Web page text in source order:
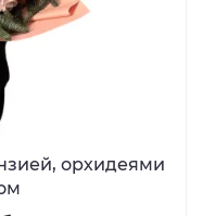
орхидеями